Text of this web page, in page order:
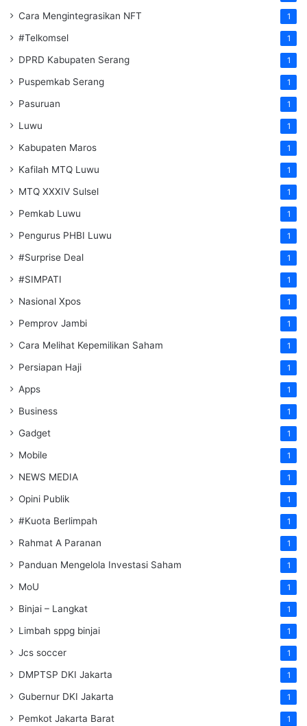
Cara Mengintegrasikan NFT 1
#Telkomsel 1
DPRD Kabupaten Serang 1
Puspemkab Serang 1
Pasuruan 1
Luwu 1
Kabupaten Maros 1
Kafilah MTQ Luwu 1
MTQ XXXIV Sulsel 1
Pemkab Luwu 1
Pengurus PHBI Luwu 1
#Surprise Deal 1
#SIMPATI 1
Nasional Xpos 1
Pemprov Jambi 1
Cara Melihat Kepemilikan Saham 1
Persiapan Haji 1
Apps 1
Business 1
Gadget 1
Mobile 1
NEWS MEDIA 1
Opini Publik 1
#Kuota Berlimpah 1
Rahmat A Paranan 1
Panduan Mengelola Investasi Saham 1
MoU 1
Binjai – Langkat 1
Limbah sppg binjai 1
Jcs soccer 1
DMPTSP DKI Jakarta 1
Gubernur DKI Jakarta 1
Pemkot Jakarta Barat 1